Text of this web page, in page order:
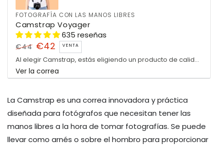
FOTOGRAFÍA CON LAS MANOS LIBRES
Camstrap Voyager
635 reseñas
Precio
regular
€44
Precio
de
€42 VENTA
Al elegir Camstrap, estás eligiendo un producto de calidad, diseñado para satisfacer las necesidades...
Ver la correa
La Camstrap es una correa innovadora y práctica
diseñada para fotógrafos que necesitan tener las
manos libres a la hora de tomar fotografías. Se puede
llevar como arnés o sobre el hombro para proporcionar